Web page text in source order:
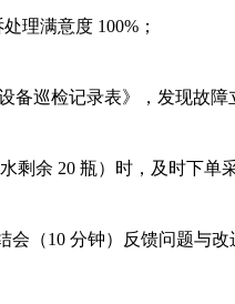
理满意度 100%；
巡检记录表》，发现故障
剩余 20 瓶）时，及时下单
（10 分钟）反馈问题与改